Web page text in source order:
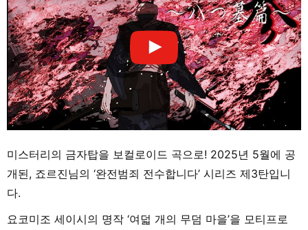
미스터리의 금자탑을 보컬로이드 곡으로! 2025년 5월에 공
개된, 죠르진님의 ‘완전범죄 전수합니다’ 시리즈 제3탄입니
다.
요코미조 세이시의 명작 ‘여덟 개의 무덤 마을’을 모티프로